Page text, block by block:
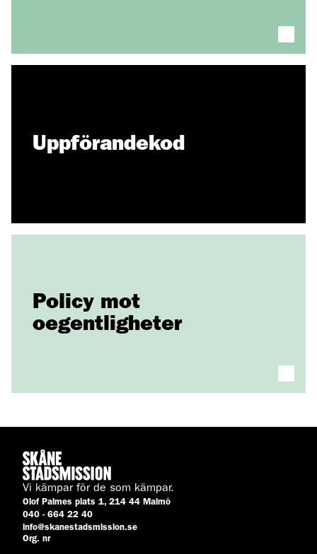
Uppförandekod
Policy mot
oegentligheter
Vi kämpar för de som kämpar.
Olof Palmes plats 1, 214 44 Malmö
040 - 664 22 40
info@skanestadsmission.se
Org. nr